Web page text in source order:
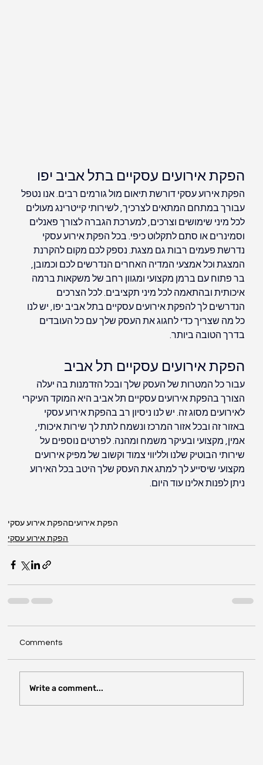
הפקת אירועים עסקיים בתל אביב יפו
הפקת אירוע עסקי דורשת תיאום מול גורמים רבים. אנו נטפל
עבורך במתחם המתאים לצרכיך, לשירותי קייטרינג מעולים
לכל מיני שימושים וצרכים, למערכת הגברה לצורך פאנלים
וסמינרים או סתם לתקלוט כיפי. בכל הפקת אירוע עסקי
נדרשת פעמים רבות גם מצגת. נספק לכם מקום להקרנת
המצגת וכל אמצעי המדיה האחרים הנדרשים לכם וכמובן,
בר פתוח עם ברמן מקצועי ומגוון רחב של משקאות ברמה
איכותית ובהתאמה לכל מיני תקציבים. לכל הצרכים
הנדרשים לך להפקת אירועים עסקיים בתל אביב יפו, יש לנו
כל מה שצריך כדי לחגוג את העסק שלך עם כל העובדים
בדרך הטובה ביותר.
הפקת אירועים עסקיים תל אביב
עבור כל המטרות של העסק שלך ובכל הזדמנות בה יעלה
הצורך בהפקת אירועים עסקיים תל אביב היא המוקד העיקרי
לאירועים מסוג זה. יש לנו ניסיון רב בהפקת אירוע עסקי
באזור זה ובכל אזור המרכז ונשמח לתת לך שירות איכותי,
אמין, מקצועי ובעיקר משמח ומהנה. לפרטים נוספים על
שירותי הבוטיק שלנו ולליווי צמוד וקשוב של מפיק אירועים
מקצועי שיסייע לך למתג את העסק שלך היטב בכל האירוע
ניתן לפנות אלינו עוד היום.
הפקת אירוע עסקיהפקת אירועים
הפקת אירוע עסקי
Comments
Write a comment...